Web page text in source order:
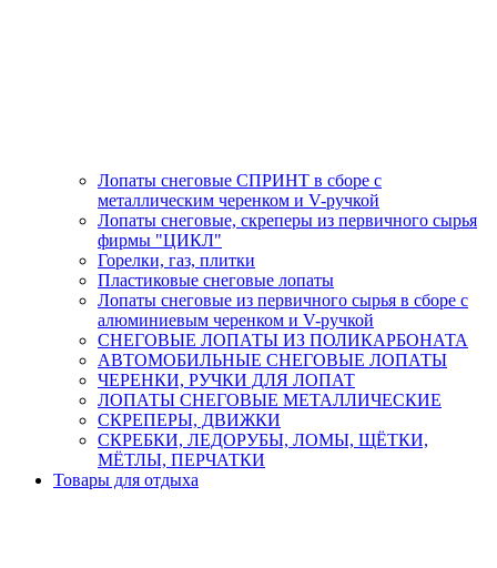
Лопаты снеговые СПРИНТ в сборе с
металлическим черенком и V-ручкой
Лопаты снеговые, скреперы из первичного сырья
фирмы "ЦИКЛ"
Горелки, газ, плитки
Пластиковые снеговые лопаты
Лопаты снеговые из первичного сырья в сборе с
алюминиевым черенком и V-ручкой
СНЕГОВЫЕ ЛОПАТЫ ИЗ ПОЛИКАРБОНАТА
АВТОМОБИЛЬНЫЕ СНЕГОВЫЕ ЛОПАТЫ
ЧЕРЕНКИ, РУЧКИ ДЛЯ ЛОПАТ
ЛОПАТЫ СНЕГОВЫЕ МЕТАЛЛИЧЕСКИЕ
СКРЕПЕРЫ, ДВИЖКИ
СКРЕБКИ, ЛЕДОРУБЫ, ЛОМЫ, ЩЁТКИ,
МЁТЛЫ, ПЕРЧАТКИ
Товары для отдыха